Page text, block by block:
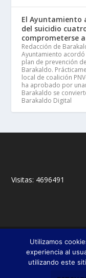
El Ayuntamiento
del suicidio
comprometerse
Redacción de
Ayuntamiento
plan de prevención
Barakaldo.
local de coalición
ha aprobado por
Barakaldo se
Barakaldo Digital
Visitas: 4696491
© 2018,
Esta web es una
Utilizamos
experiencia al
utilizando este